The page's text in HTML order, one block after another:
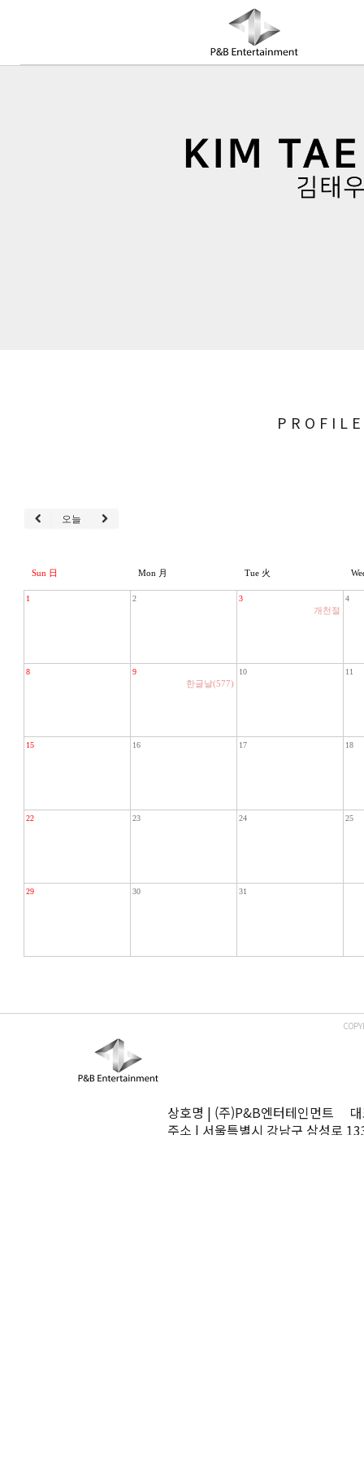
COMPANY
PROFILE
오늘
Sun 日 Mon 月 Tue 火
1 2 3
개천절
4
8 9
한글날(577)
10 11
15 16 17 18
22 23 24 25
29 30 31
상호명 | (주)P&B엔터테인먼트
주소 | 서울특별시 강남구 삼성로